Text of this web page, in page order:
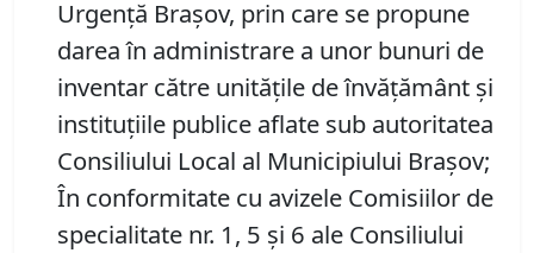
Urgență Braşov, prin care se propune
darea în administrare a unor bunuri de
inventar către unitățile de învățământ și
instituțiile publice aflate sub autoritatea
Consiliului Local al Municipiului Brașov;
În conformitate cu avizele Comisiilor de
specialitate nr. 1, 5 și 6 ale Consiliului